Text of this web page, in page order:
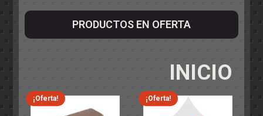
PRODUCTOS EN OFERTA
INICIO
¡Oferta! ¡Oferta!